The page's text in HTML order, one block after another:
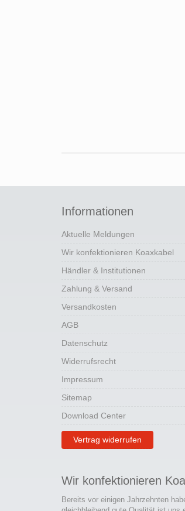
Informationen
Aktuelle Meldungen
Wir konfektionieren Koaxkabel
Händler & Institutionen
Zahlung & Versand
Versandkosten
AGB
Datenschutz
Widerrufsrecht
Impressum
Sitemap
Download Center
Vertrag widerrufen
Wir konfektionieren
Bereits vor einigen Jahrzehnten